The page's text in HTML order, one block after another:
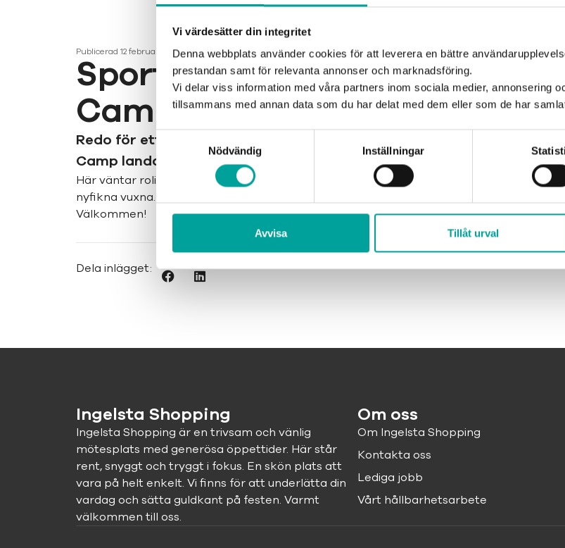
Vi värdesätter din integritet
Denna webbplats använder cookies för att leverera en bättre
prestandan samt för relevanta annonser och marknadsföring.
Vi delar viss information med våra partners inom sociala medier, annonsering
tillsammans med annan data som du har delat med dem eller som de har
Samtyckesval
Nödvändig
Inställningar
Avvisa Tillåt urval
Publicerad 12 februari 2026
Sportlov med Stadium Sports
Camp
Redo för ett maxat Sportlov? Då får du inte missa när Stadium Sports
Camp landar på Ingelsta Shopping!
Här väntar roliga aktiviteter för stora och små – perfekt för sportlovslediga barn och
nyfikna vuxna. Ta med familjen, kom och häng och gör Sportlovet ännu roligare!
Välkommen!
Dela inlägget:
Ingelsta Shopping
Ingelsta Shopping är en trivsam och vänlig
mötesplats med generösa öppettider. Här står
rent, snyggt och tryggt i fokus. En skön plats att
vara på helt enkelt. Vi finns för att underlätta din
vardag och sätta guldkant på festen. Varmt
välkommen till oss.
Om oss
Om Ingelsta Shopping
Kontakta oss
Lediga jobb
Vårt hållbarhetsarbete